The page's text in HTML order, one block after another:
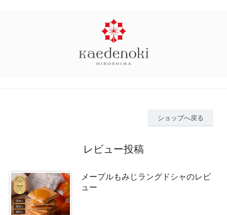
ショップへ戻る
レビュー投稿
メープルもみじラングドシャのレビ
ュー